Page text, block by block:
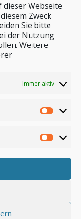
Webseite
Zweck
Sie bitte
der Nutzung
Weitere
Immer aktiv